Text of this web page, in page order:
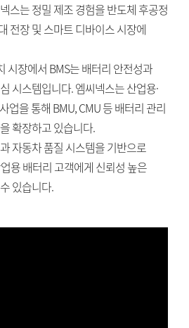
스는 정밀 제조 경험을 반도체 후공정
전장 및 스마트 디바이스 시장에
시장에서 BMS는 배터리 안전성과
시스템입니다. 엠씨넥스는 산업용·
업을 통해 BMU, CMU 등 배터리 관리
확장하고 있습니다.
자동차 품질 시스템을 기반으로
용 배터리 고객에게 신뢰성 높은
있습니다.